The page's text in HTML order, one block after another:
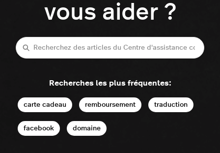
vous aider ?
Recherche
Recherches les plus fréquentes:
carte cadeau remboursement traduction
facebook domaine